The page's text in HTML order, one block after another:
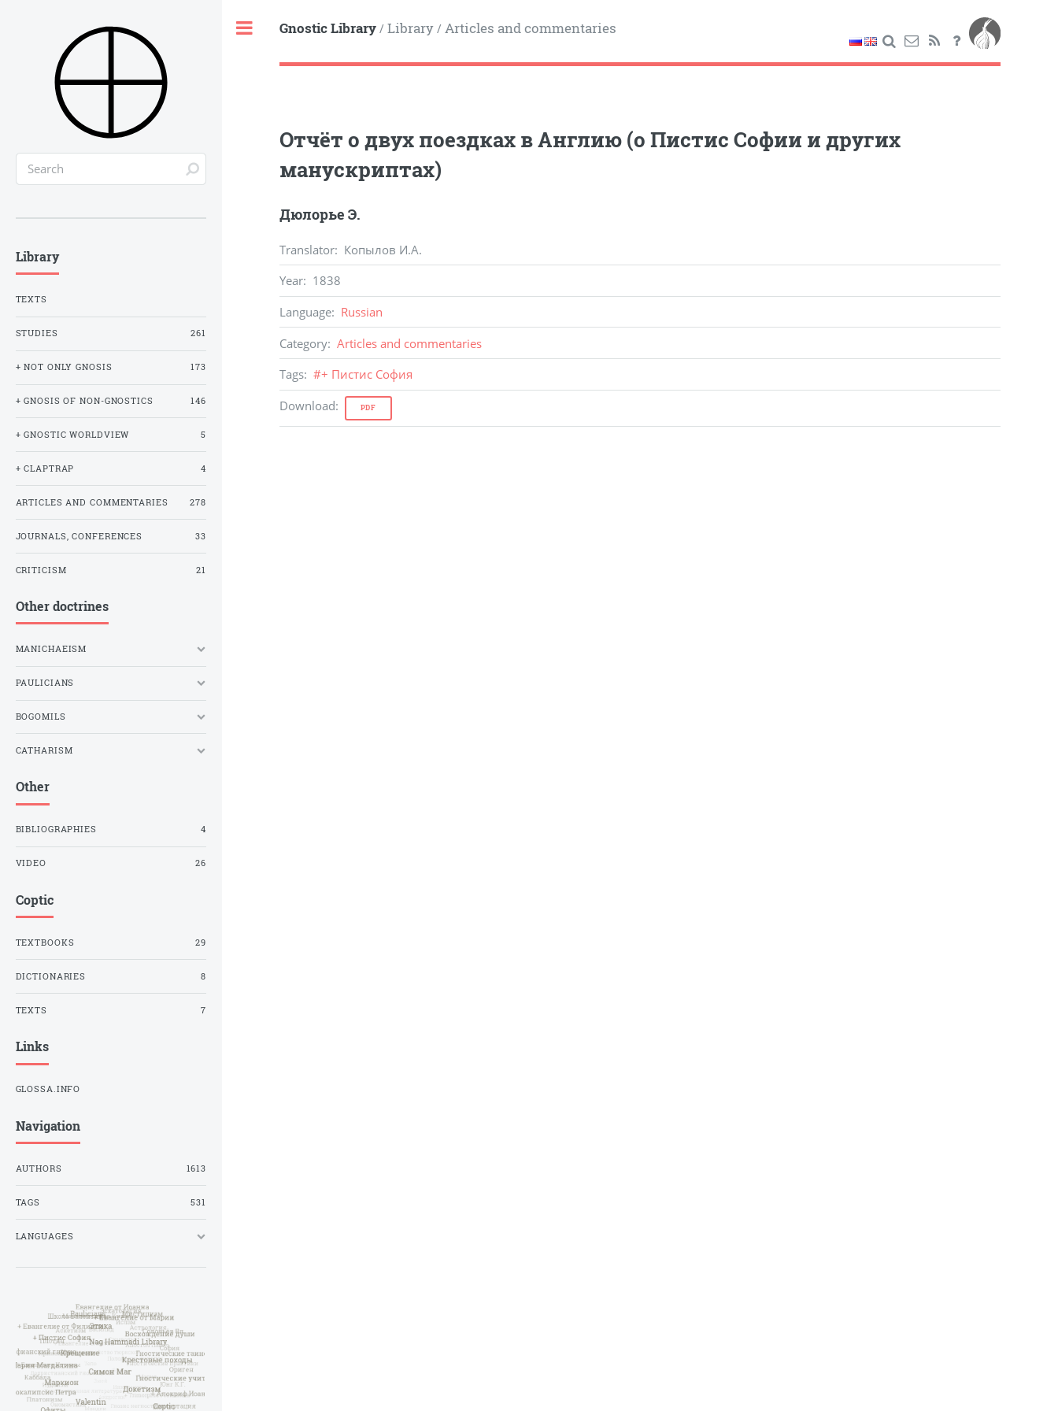
Gnostic Library/ Library/ Articles and commentaries
Отчёт о двух поездках в Англию (о Пистис Софии и других
манускриптах)
Дюлорье Э.
Translator: Копылов И.А.
Year: 1838
Language: Russian
Category: Articles and commentaries
Tags: #+ Пистис София
Download: PDF
Library
TEXTS
STUDIES 261
+ NOT ONLY GNOSIS 173
+ GNOSIS OF NON-GNOSTICS 146
+ GNOSTIC WORLDVIEW 5
+ CLAPTRAP 4
ARTICLES AND COMMENTARIES 278
JOURNALS, CONFERENCES 33
CRITICISM 21
Other doctrines
MANICHAEISM
PAULICIANS
BOGOMILS
CATHARISM
Other
BIBLIOGRAPHIES 4
VIDEO 26
Coptic
TEXTBOOKS 29
DICTIONARIES 8
TEXTS 7
Links
GLOSSA.INFO
Navigation
AUTHORS 1613
TAGS 531
LANGUAGES
Toggle